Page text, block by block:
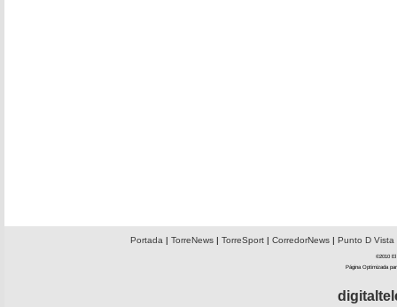
Portada | TorreNews| TorreSport| CorredorNews| Punto D Vista
©2010 El
Página Optimizada